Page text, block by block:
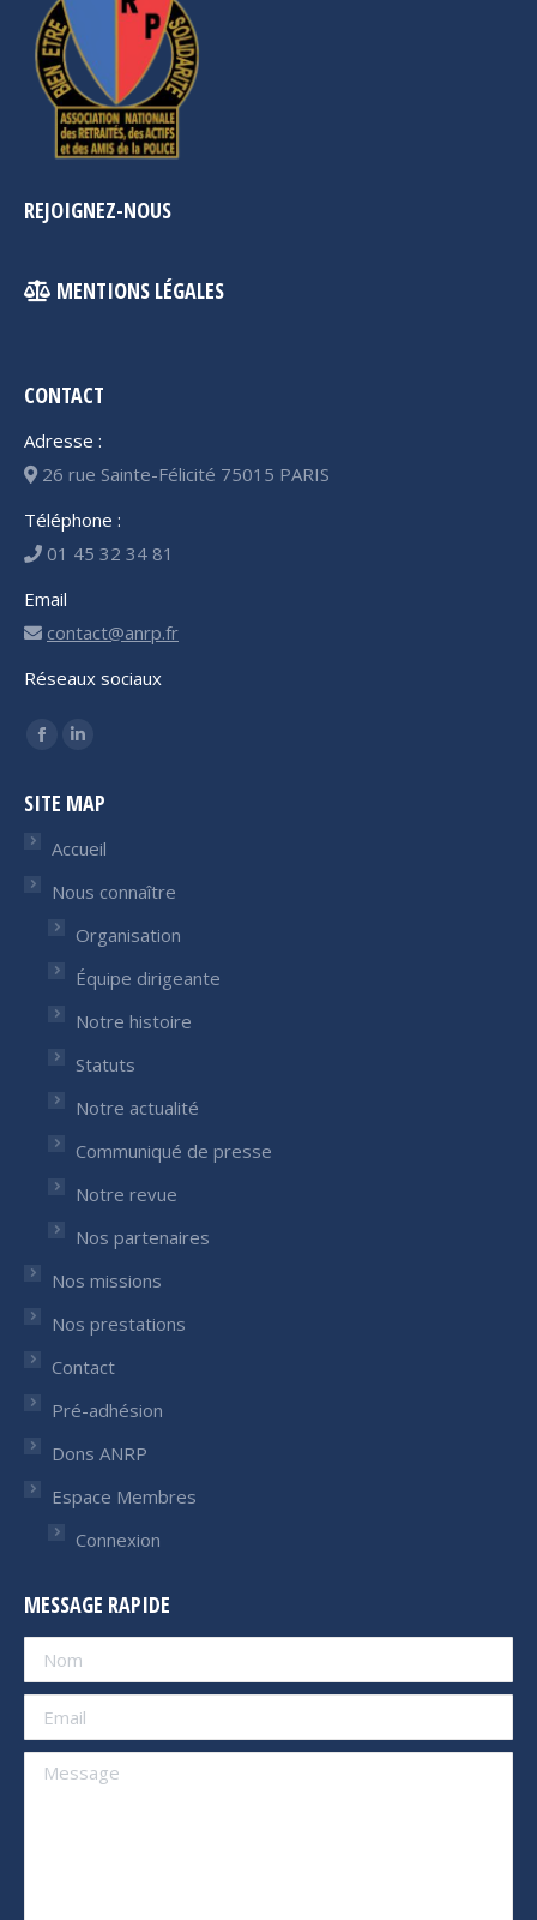
REJOIGNEZ-NOUS
MENTIONS LÉGALES
CONTACT
Adresse :
26 rue Sainte-Félicité 75015 PARIS
Téléphone :
01 45 32 34 81
Email
contact@anrp.fr
Réseaux sociaux
Trouvez nous sur :
Facebook
opens
window
LinkedIn
opens
in
window
SITE MAP
Accueil
Nous connaître
Organisation
Équipe dirigeante
Notre histoire
Statuts
Notre actualité
Communiqué de presse
Notre revue
Nos partenaires
Nos missions
Nos prestations
Contact
Pré-adhésion
Dons ANRP
Espace Membres
Connexion
MESSAGE RAPIDE